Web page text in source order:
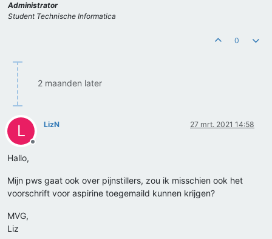
Administrator
Student Technische Informatica
0
2 maanden later
L
Offline
LizN 27 mrt. 2021 14:58
Hallo,
Mijn pws gaat ook over pijnstillers, zou ik misschien ook het
voorschrift voor aspirine toegemaild kunnen krijgen?
MVG,
Liz